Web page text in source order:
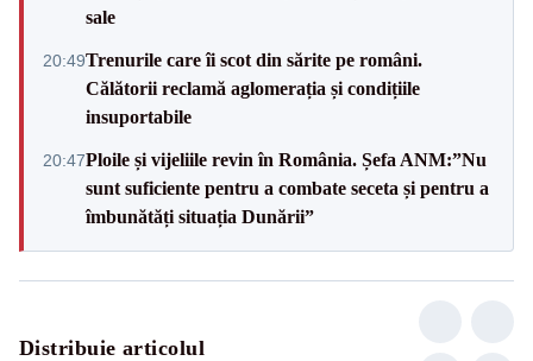
sale
20:49Trenurile care îi scot din sărite pe români.
Călătorii reclamă aglomerația și condițiile
insuportabile
20:47Ploile și vijeliile revin în România. Șefa ANM:”Nu
sunt suficiente pentru a combate seceta și pentru a
îmbunătăți situația Dunării”
Distribuie articolul